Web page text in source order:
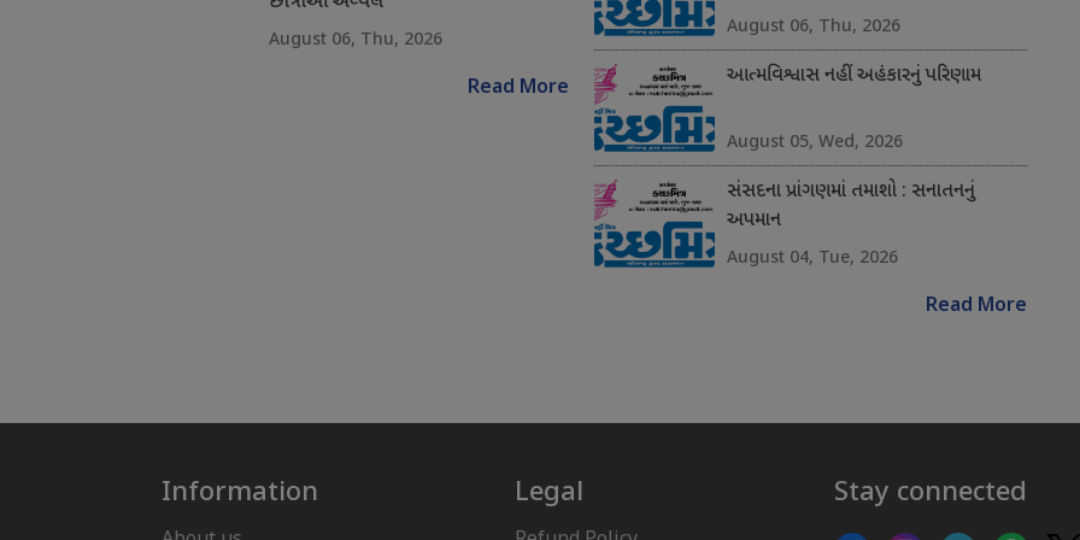
August 06, Thu, 2026
Read More
August 06, Thu, 2026
આત્મવિશ્વાસ નહીં અહંકારનું પરિણામ
August 05, Wed, 2026
સંસદના પ્રાંગણમાં તમાશો : સનાતનનું
અપમાન
August 04, Tue, 2026
Read More
Information Legal Stay connected